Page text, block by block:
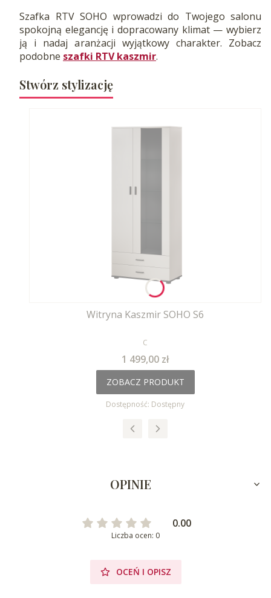
Szafka RTV SOHO wprowadzi do Twojego salonu
spokojną elegancję i dopracowany klimat — wybierz
ją i nadaj aranżacji wyjątkowy charakter. Zobacz
podobne szafki RTV kaszmir.
Stwórz stylizację
Witryna Kaszmir SOHO S6
PRODUCENT
C
Cena
1 499,00 zł
ZOBACZ PRODUKT
Dostępność: Dostępny
OPINIE
0.00
Liczba ocen: 0
OCEŃ I OPISZ